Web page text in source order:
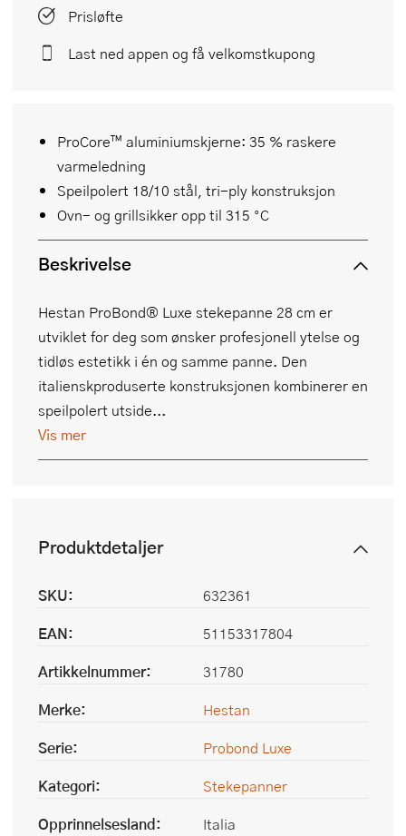
ProCore™ aluminiumskjerne: 35 % raskere
varmeledning
Speilpolert 18/10 stål, tri-ply konstruksjon
Ovn- og grillsikker opp til 315 °C
Beskrivelse
Hestan ProBond® Luxe stekepanne 28 cm er
utviklet for deg som ønsker profesjonell ytelse og
tidløs estetikk i én og samme panne. Den
italienskproduserte konstruksjonen kombinerer en
speilpolert utside...
Vis mer
Prisløfte
Last ned appen og få velkomstkupong
Produktdetaljer
SKU:
632361
EAN:
51153317804
Artikkelnummer:
31780
Merke:
Hestan
Serie:
Probond Luxe
Kategori:
Stekepanner
Opprinnelsesland:
Italia